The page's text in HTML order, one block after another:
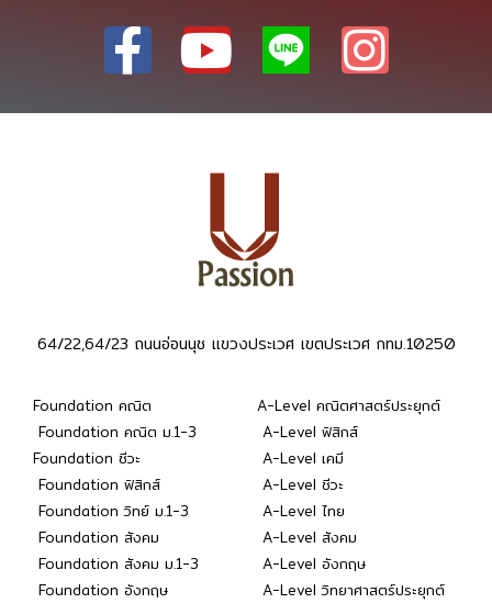
64/22,64/23 ถนนอ่อนนุช แขวงประเวศ เขตประเวศ กทม.10250
Foundation คณิต
Foundation คณิต ม.1-3
Foundation ชีวะ
Foundation ฟิสิกส์
Foundation วิทย์ ม.1-3
Foundation สังคม
Foundation สังคม ม.1-3
Foundation อังกฤษ
A-Level คณิตศาสตร์ประยุกต์
A-Level ฟิสิกส์
A-Level เคมี
A-Level ชีวะ
A-Level ไทย
A-Level สังคม
A-Level อังกฤษ
A-Level วิทยาศาสตร์ประยุกต์